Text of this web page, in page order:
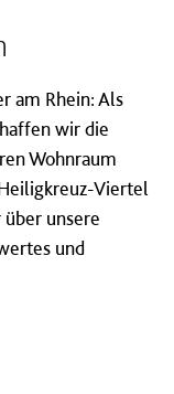
am Rhein: Als
wir die
Wohnraum
Viertel
unsere
und